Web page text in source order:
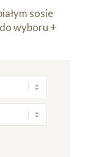
sosie
wyboru +